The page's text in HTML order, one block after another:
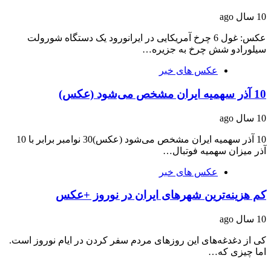
10 سال ago
عکس: غول 6 چرخ آمریکایی در ایرانورود یک دستگاه شورولت
سیلورادو شش چرخ به جزیره…
عکس های خبر
10 آذر سهمیه ایران مشخص می‌شود (عکس)
10 سال ago
10 آذر سهمیه ایران مشخص می‌شود (عکس)30 نوامبر برابر با 10
آذر میزان سهمیه فوتبال…
عکس های خبر
کم هزینه‌ترین شهرهای ایران در نوروز +عکس
10 سال ago
کی از دغدغه‌های این روزهای مردم سفر کردن در ایام نوروز است.
اما چیزی که…